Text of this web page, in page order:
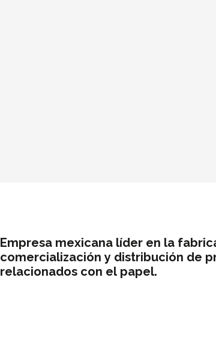
Empresa mexicana líder en la
comercialización y distribución de
relacionados con el papel.